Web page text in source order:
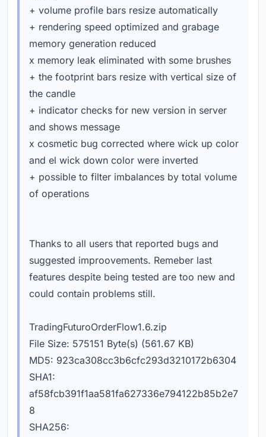
+ volume profile bars resize automatically
+ rendering speed optimized and grabage
memory generation reduced
x memory leak eliminated with some brushes
+ the footprint bars resize with vertical size of
the candle
+ indicator checks for new version in server
and shows message
x cosmetic bug corrected where wick up color
and el wick down color were inverted
+ possible to filter imbalances by total volume
of operations
Thanks to all users that reported bugs and
suggested improovements. Remeber last
features despite being tested are too new and
could contain problems still.
TradingFuturoOrderFlow1.6.zip
File Size: 575151 Byte(s) (561.67 KB)
MD5: 923ca308cc3b6cfc293d3210172b6304
SHA1:
af58fcb391f1aa581fa627336e794122b85b2e7
8
SHA256: